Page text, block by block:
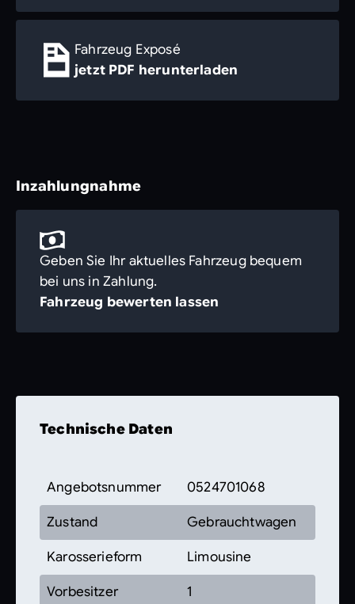
Fahrzeug Exposé
jetzt PDF herunterladen
Inzahlungnahme
Geben Sie Ihr aktuelles Fahrzeug bequem
bei uns in Zahlung.
Fahrzeug bewerten lassen
Technische Daten
Angebotsnummer 0524701068
Zustand Gebrauchtwagen
Karosserieform Limousine
Vorbesitzer 1